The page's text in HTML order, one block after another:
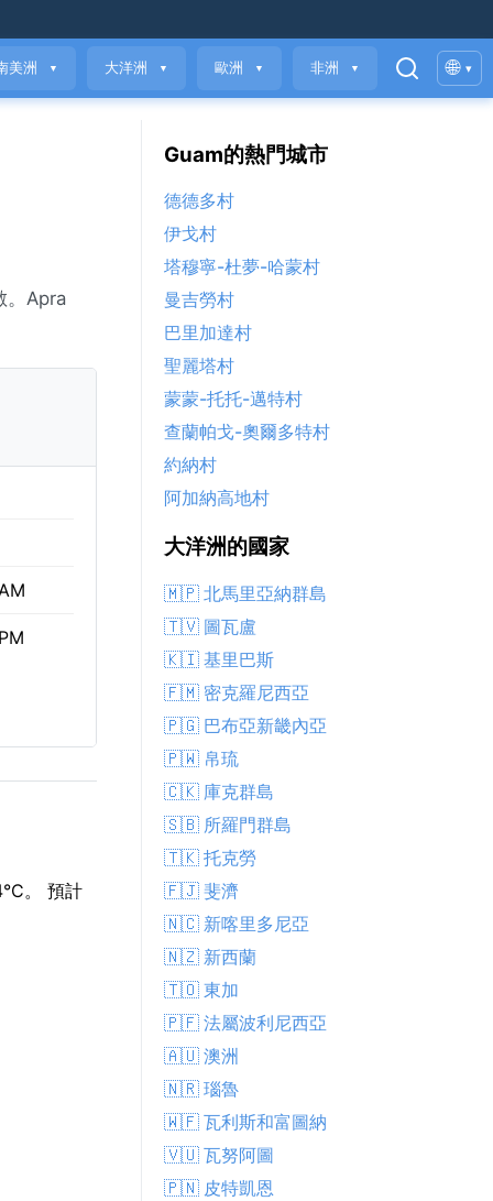
美洲 ▼ 大洋洲 ▼ 歐洲 ▼ 非洲 ▼ 🌐 ▾
。Apra
。 預計
Guam的熱門城市
德德多村
伊戈村
塔穆寧-杜夢-哈蒙村
曼吉勞村
巴里加達村
聖麗塔村
蒙蒙-托托-邁特村
查蘭帕戈-奧爾多特村
約納村
阿加納高地村
大洋洲的國家
🇲🇵 北馬里亞納群島
🇹🇻 圖瓦盧
🇰🇮 基里巴斯
🇫🇲 密克羅尼西亞
🇵🇬 巴布亞新畿內亞
🇵🇼 帛琉
🇨🇰 庫克群島
🇸🇧 所羅門群島
🇹🇰 托克勞
🇫🇯 斐濟
🇳🇨 新喀里多尼亞
🇳🇿 新西蘭
🇹🇴 東加
🇵🇫 法屬波利尼西亞
🇦🇺 澳洲
🇳🇷 瑙魯
🇼🇫 瓦利斯和富圖納
🇻🇺 瓦努阿圖
🇵🇳 皮特凱恩